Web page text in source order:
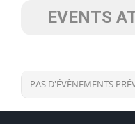
EVENTS
PAS D'ÉVÈNEMENTS